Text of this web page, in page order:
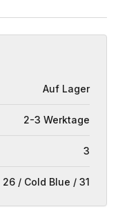
Auf Lager
2-3 Werktage
3
26 / Cold Blue / 31